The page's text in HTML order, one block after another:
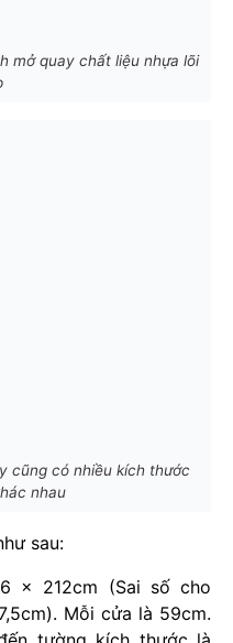
mở quay chất liệu nhựa lõi
cũng có nhiều kích thước
nhau
sau:
x 212cm (Sai số cho
Mỗi cửa là 59cm.